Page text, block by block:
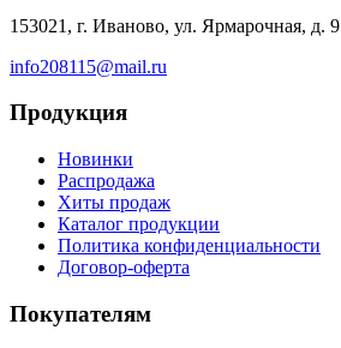
153021, г. Иваново, ул. Ярмарочная, д. 9
info208115@mail.ru
Продукция
Новинки
Распродажа
Хиты продаж
Каталог продукции
Политика конфиденциальности
Договор-оферта
Покупателям